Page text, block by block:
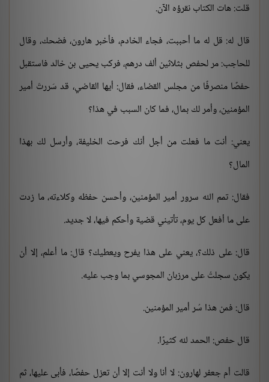
قلت: هات الكتاب نقرؤه الآن.
قال له: قل له ما أحببت، فجاء الخادم، فأخبر هارون، فضحك، وقال
للحاجب: مر لحفص بثلاثين ألف درهم، فركب يحيى بن خالد فاستقبل
حفصًا منصرفًا من مجلس القضاء، فقال: أيها القاضي، قد سَررتَ أمير
المؤمنين، وأمر لك بمال، فما كان السبب في هذا؟
يعني: أنت ما فعلت من أجل أنك فرحت الخليفة، وأرسل لك بهذا
المال؟
فقال: تمم الله سرور أمير المؤمنين، وأحسن حفظه وكلاءته، ما زدت
على ما أفعل كل يوم، تأتيني قضية وأحكم فيها، لا جديد.
قال: على ذلك؟، يعني على هذا يفرح ويعطيك؟ قال: ما أعلم، إلا أن
يكون سجلتُ على مرزبان المجوسي بما وجب عليه.
قال: فمن هذا سُر أمير المؤمنين.
قال حفص: الحمد لله كثيرًا.
قالت أم جعفر لهارون: لا أنا ولا أنت إلا أن تعزل حفصًا، فأبى عليها، ثم